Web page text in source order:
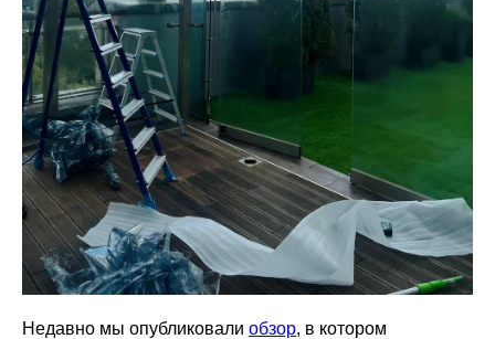
Недавно мы опубликовали обзор, в котором